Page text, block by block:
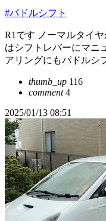
#パドルシフト
R1です ノーマルタイ
はシフトレバーにマニ
アリングにもパドルシ
thumb_up 116
comment4
2025/01/13 08:51